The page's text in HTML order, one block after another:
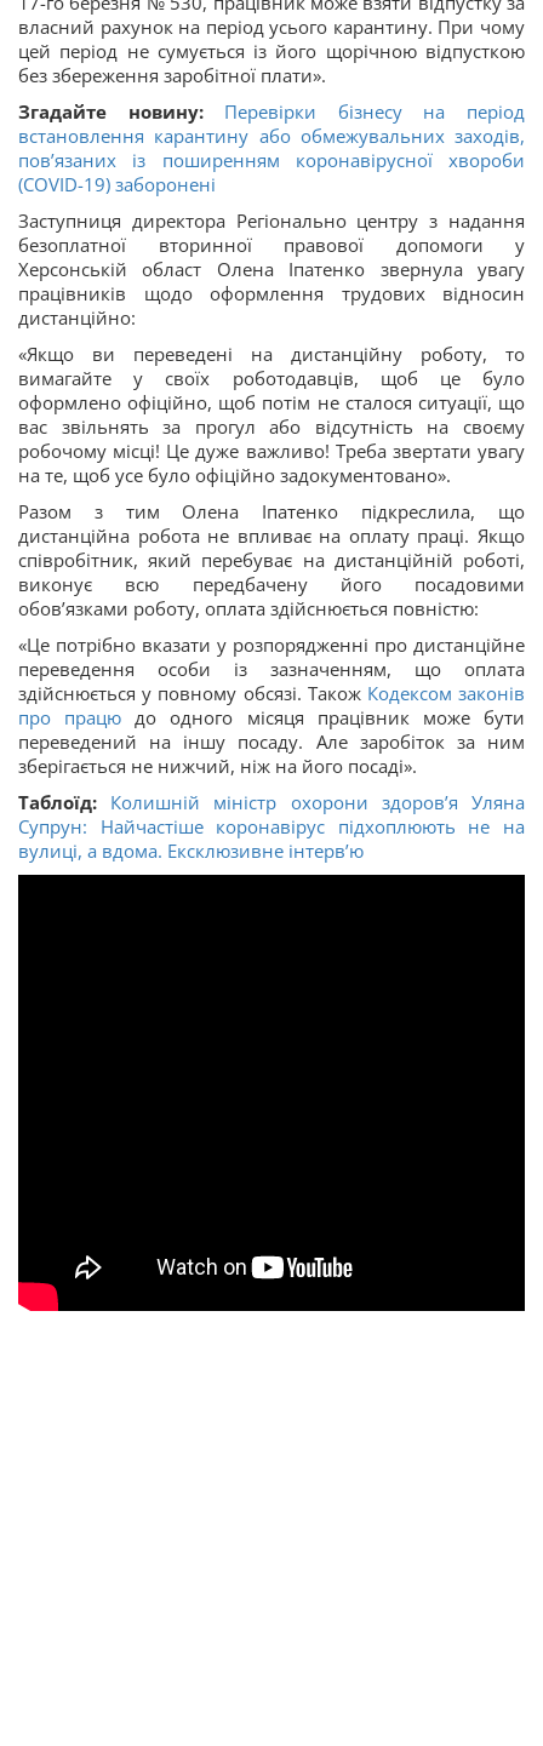
власний рахунок на період усього карантину. При чому
цей період не сумується із його щорічною відпусткою
без збереження заробітної плати».
Згадайте новину: Перевірки бізнесу на період
встановлення карантину або обмежувальних заходів,
пов’язаних із поширенням коронавірусної хвороби
(COVID-19) заборонені
Заступниця директора Регіонально центру з надання
безоплатної вторинної правової допомоги у
Херсонській област Олена Іпатенко звернула увагу
працівників щодо оформлення трудових відносин
дистанційно:
«Якщо ви переведені на дистанційну роботу, то
вимагайте у своїх роботодавців, щоб це було
оформлено офіційно, щоб потім не сталося ситуації, що
вас звільнять за прогул або відсутність на своєму
робочому місці! Це дуже важливо! Треба звертати увагу
на те, щоб усе було офіційно задокументовано».
Разом з тим Олена Іпатенко підкреслила, що
дистанційна робота не впливає на оплату праці. Якщо
співробітник, який перебуває на дистанційній роботі,
виконує всю передбачену його посадовими
обов’язками роботу, оплата здійснюється повністю:
«Це потрібно вказати у розпорядженні про дистанційне
переведення особи із зазначенням, що оплата
здійснюється у повному обсязі. Також Кодексом законів
про працю до одного місяця працівник може бути
переведений на іншу посаду. Але заробіток за ним
зберігається не нижчий, ніж на його посаді».
Таблоїд: Колишній міністр охорони здоров’я Уляна
Супрун: Найчастіше коронавірус підхоплюють не на
вулиці, а вдома. Ексклюзивне інтерв’ю